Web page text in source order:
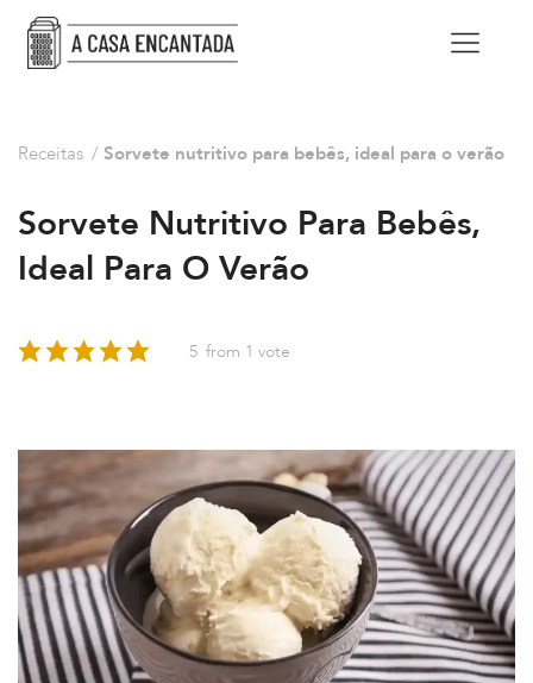
Receitas / Sorvete nutritivo para bebês, ideal para o verão
Sorvete Nutritivo Para Bebês,
Ideal Para O Verão
5 from 1 vote